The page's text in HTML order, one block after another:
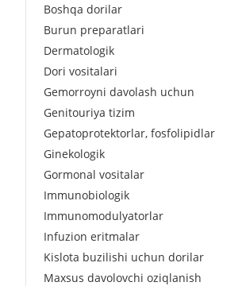
Boshqa dorilar
Burun preparatlari
Dermatologik
Dori vositalari
Gemorroyni davolash uchun
Genitouriya tizim
Gepatoprotektorlar, fosfolipidlar
Ginekologik
Gormonal vositalar
Immunobiologik
Immunomodulyatorlar
Infuzion eritmalar
Kislota buzilishi uchun dorilar
Maxsus davolovchi oziqlanish